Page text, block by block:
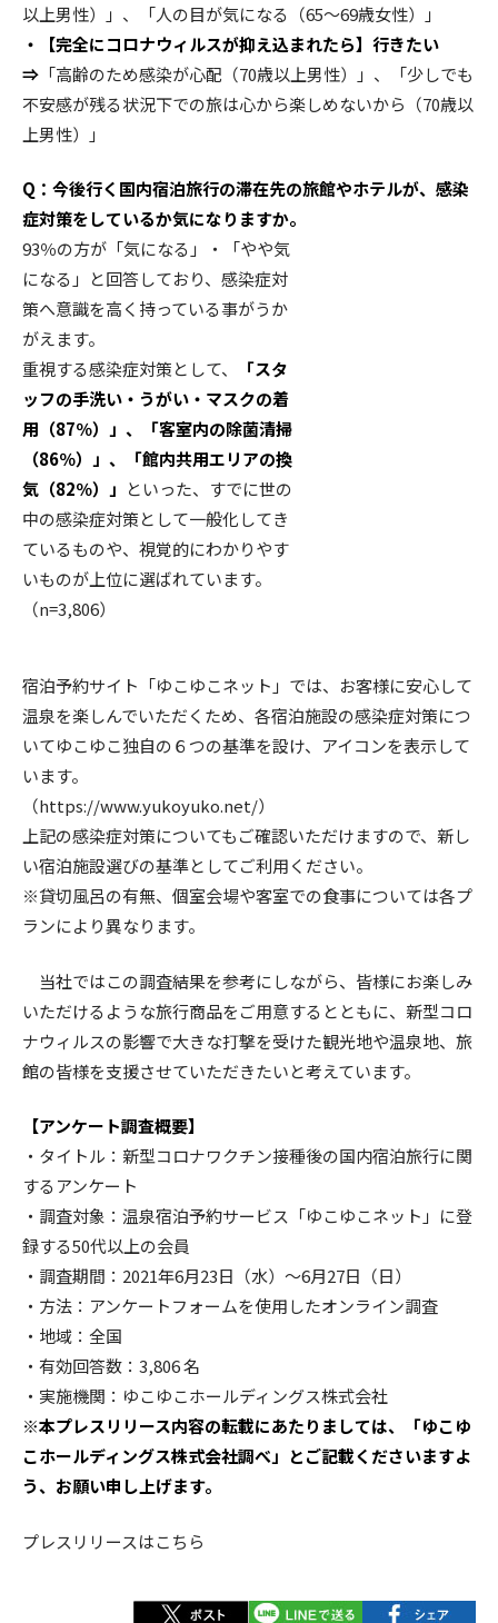
以上男性）」、「人の目が気になる（65～69歳女性）」
・【完全にコロナウィルスが抑え込まれたら】行きたい
⇒ 「高齢のため感染が心配（70歳以上男性）」、「少しでも
不安感が残る状況下での旅は心から楽しめないから（70歳以
上男性）」
Q：今後行く国内宿泊旅行の滞在先の旅館やホテルが、感染
症対策をしているか気になりますか。
93％の方が「気になる」・「やや気
になる」と回答しており、感染症対
策へ意識を高く持っている事がうか
がえます。
重視する感染症対策として、
「スタ
ッフの手洗い・うがい・マスクの着
用（87％）」、「客室内の除菌清掃
（86％）」、「館内共用エリアの換
気（82％）」 といった、すでに世の
中の感染症対策として一般化してき
ているものや、視覚的にわかりやす
いものが上位に選ばれています。
（n=3,806）
宿泊予約サイト「ゆこゆこネット」では、お客様に安心して
温泉を楽しんでいただくため、各宿泊施設の感染症対策につ
いてゆこゆこ独自の６つの基準を設け、アイコンを表示して
います。
（https://www.yukoyuko.net/）
上記の感染症対策についてもご確認いただけますので、新し
い宿泊施設選びの基準としてご利用ください。
※貸切風呂の有無、個室会場や客室での食事については各プ
ランにより異なります。
当社ではこの調査結果を参考にしながら、皆様にお楽しみ
いただけるような旅行商品をご用意するとともに、新型コロ
ナウィルスの影響で大きな打撃を受けた観光地や温泉地、旅
館の皆様を支援させていただきたいと考えています。
【アンケート調査概要】
・タイトル：新型コロナワクチン接種後の国内宿泊旅行に関
するアンケート
・調査対象：温泉宿泊予約サービス「ゆこゆこネット」に登
録する50代以上の会員
・調査期間：2021年6月23日（水）～6月27日（日）
・方法：アンケートフォームを使用したオンライン調査
・地域：全国
・有効回答数：3,806 名
・実施機関：ゆこゆこホールディングス株式会社
※本プレスリリース内容の転載にあたりましては、「ゆこゆ
こホールディングス株式会社調べ」とご記載くださいますよ
う、お願い申し上げます。
プレスリリースはこちら